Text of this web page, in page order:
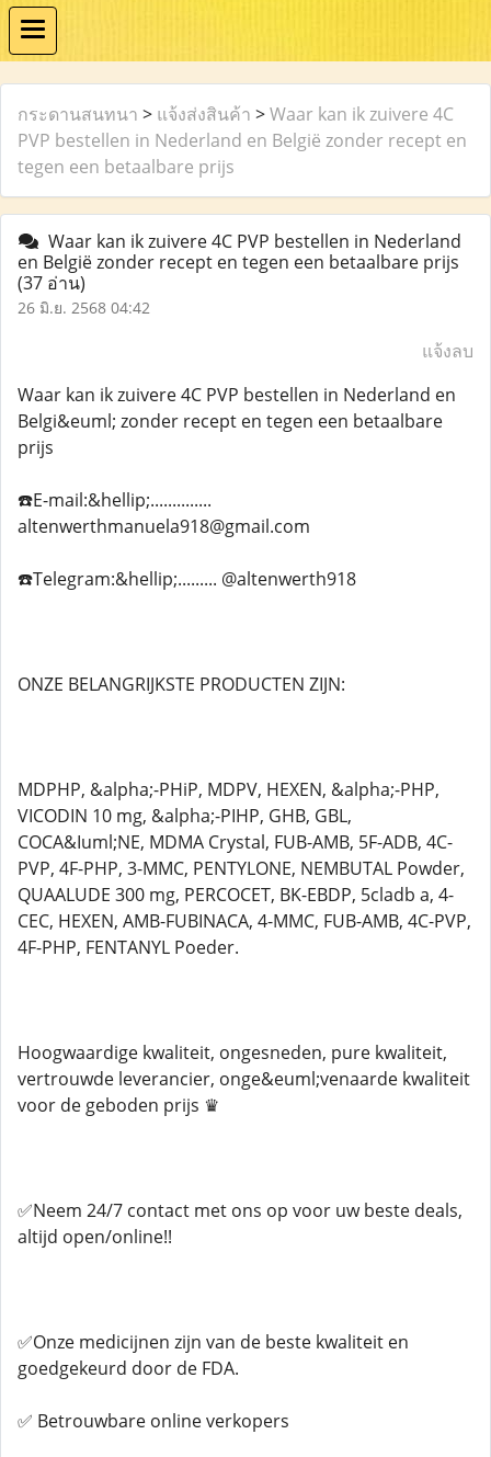
กระดานสนทนา > แจ้งส่งสินค้า >Waar kan ik zuivere 4C
PVP bestellen in Nederland en België zonder recept en
tegen een betaalbare prijs
Waar kan ik zuivere 4C PVP bestellen in Nederland
en België zonder recept en tegen een betaalbare prijs
(37 อ่าน)
26 มิ.ย. 2568 04:42
แจ้งลบ
Waar kan ik zuivere 4C PVP bestellen in Nederland en
Belgi&euml; zonder recept en tegen een betaalbare
prijs
☎️E-mail:&hellip;..............
altenwerthmanuela918@gmail.com
☎️Telegram:&hellip;......... @altenwerth918
ONZE BELANGRIJKSTE PRODUCTEN ZIJN:
MDPHP, &alpha;-PHiP, MDPV, HEXEN, &alpha;-PHP,
VICODIN 10 mg, &alpha;-PIHP, GHB, GBL,
COCA&Iuml;NE, MDMA Crystal, FUB-AMB, 5F-ADB, 4C-
PVP, 4F-PHP, 3-MMC, PENTYLONE, NEMBUTAL Powder,
QUAALUDE 300 mg, PERCOCET, BK-EBDP, 5cladb a, 4-
CEC, HEXEN, AMB-FUBINACA, 4-MMC, FUB-AMB, 4C-PVP,
4F-PHP, FENTANYL Poeder.
Hoogwaardige kwaliteit, ongesneden, pure kwaliteit,
vertrouwde leverancier, onge&euml;venaarde kwaliteit
voor de geboden prijs ♛
✅Neem 24/7 contact met ons op voor uw beste deals,
altijd open/online!!
✅Onze medicijnen zijn van de beste kwaliteit en
goedgekeurd door de FDA.
✅ Betrouwbare online verkopers